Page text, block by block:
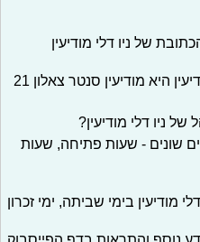
של ניו דלי מודיעין
היא מודיעין סנטר צאלון 21
ניו דלי מודיעין?
שונים - שעות פתיחה, שעות
מודיעין בימי שביתה, ימי זכרון